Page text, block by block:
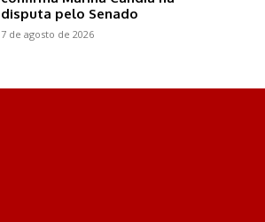
disputa pelo Senado
7 de agosto de 2026